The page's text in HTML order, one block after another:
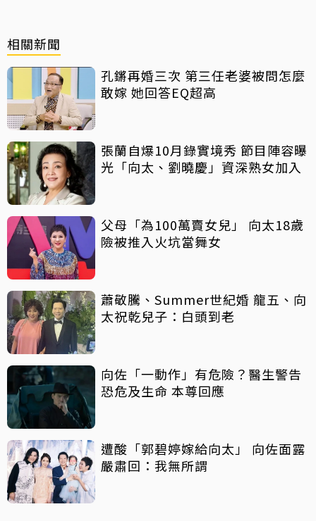
相關新聞
孔鏘再婚三次 第三任老婆被問怎麼
敢嫁 她回答EQ超高
張蘭自爆10月錄實境秀 節目陣容曝
光「向太、劉曉慶」資深熟女加入
父母「為100萬賣女兒」 向太18歲
險被推入火坑當舞女
蕭敬騰、Summer世紀婚 龍五、向
太祝乾兒子：白頭到老
向佐「一動作」有危險？醫生警告
恐危及生命 本尊回應
遭酸「郭碧婷嫁給向太」 向佐面露
嚴肅回：我無所謂